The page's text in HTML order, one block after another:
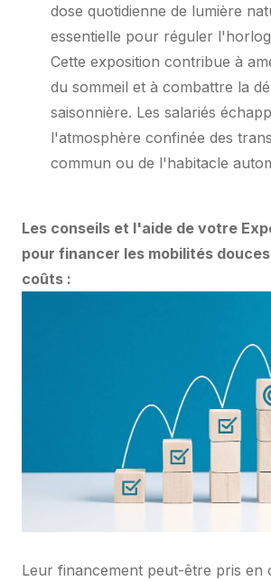
dose quotidienne de lumière
essentielle pour réguler
Cette exposition contribue à
du sommeil et à combattre la
saisonnière. Les salariés
l'atmosphère confinée des
commun ou de l'habitacle
Les conseils et l'aide de votre
pour financer les mobilités
coûts :
Leur financement peut-être pris en